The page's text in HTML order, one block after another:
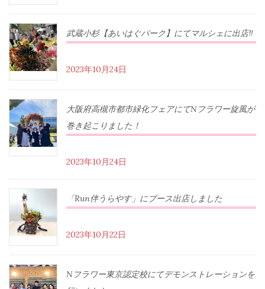
武蔵小杉【あいはぐパーク】にてマルシェに出店‼︎
2023年10月24日
大阪府高槻市都市緑化フェアにてNフラワー旋風が
巻き起こりました！
2023年10月24日
「Run伴うらやす」にブース出店しました
2023年10月22日
Nフラワー東京認定校にてデモンストレーションを